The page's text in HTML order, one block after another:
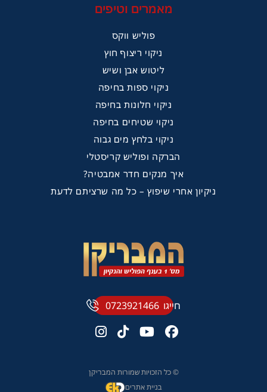
מאמרים וטיפים
פוליש ווקס
ניקוי ריצוף חוץ
ליטוש אבן ושיש
ניקוי ספות בחיפה
ניקוי חלונות בחיפה
ניקוי שטיחים בחיפה
ניקוי בלחץ מים גבוה
הברקה ופוליש קריסטלי
איך מנקים חדר אמבטיה?
ניקיון אחרי שיפוץ – כל מה שרציתם לדעת
חייגו 0723921466
© כל הזכויות שמורות המבריקן
בניית אתרים